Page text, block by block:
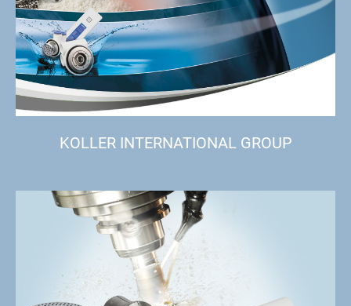
KOLLER INTERNATIONAL GROUP